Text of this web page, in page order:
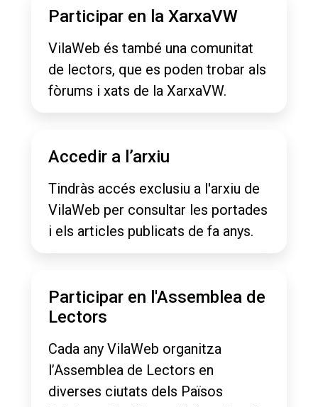
Participar en la XarxaVW
VilaWeb és també una comunitat
de lectors, que es poden trobar als
fòrums i xats de la XarxaVW.
Accedir a l’arxiu
Tindràs accés exclusiu a l'arxiu de
VilaWeb per consultar les portades
i els articles publicats de fa anys.
Participar en l'Assemblea de
Lectors
Cada any VilaWeb organitza
l’Assemblea de Lectors en
diverses ciutats dels Països